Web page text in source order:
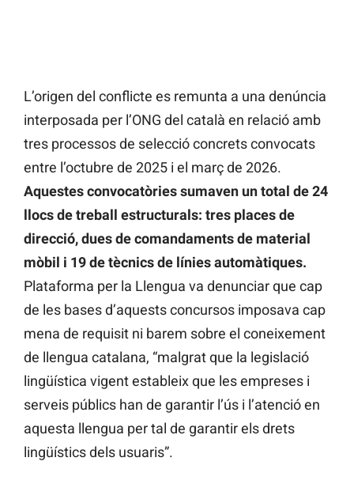
L’origen del conflicte es remunta a una denúncia
interposada per l’ONG del català en relació amb
tres processos de selecció concrets convocats
entre l’octubre de 2025 i el març de 2026.
Aquestes convocatòries sumaven un total de 24
llocs de treball estructurals: tres places de
direcció, dues de comandaments de material
mòbil i 19 de tècnics de línies automàtiques.
Plataforma per la Llengua va denunciar que cap
de les bases d’aquests concursos imposava cap
mena de requisit ni barem sobre el coneixement
de llengua catalana, “malgrat que la legislació
lingüística vigent estableix que les empreses i
serveis públics han de garantir l’ús i l’atenció en
aquesta llengua per tal de garantir els drets
lingüístics dels usuaris”.